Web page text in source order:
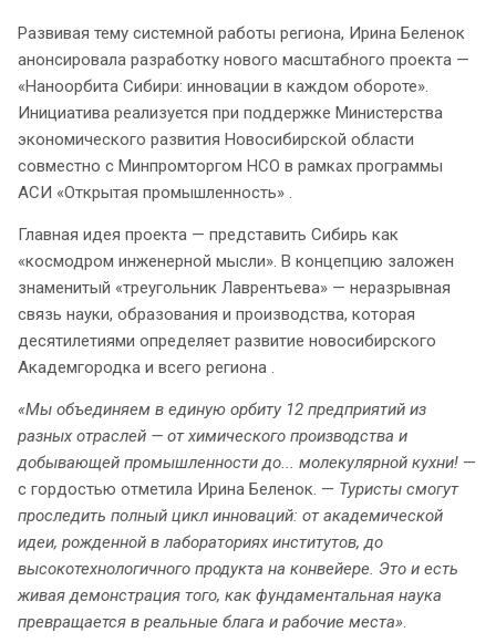
Развивая тему системной работы региона, Ирина Беленок
анонсировала разработку нового масштабного проекта —
«Наноорбита Сибири: инновации в каждом обороте».
Инициатива реализуется при поддержке Министерства
экономического развития Новосибирской области
совместно с Минпромторгом НСО в рамках программы
АСИ «Открытая промышленность» .
Главная идея проекта — представить Сибирь как
«космодром инженерной мысли». В концепцию заложен
знаменитый «треугольник Лаврентьева» — неразрывная
связь науки, образования и производства, которая
десятилетиями определяет развитие новосибирского
Академгородка и всего региона .
«Мы объединяем в единую орбиту 12 предприятий из
разных отраслей — от химического производства и
добывающей промышленности до... молекулярной кухни! —
с гордостью отметила Ирина Беленок. — Туристы смогут
проследить полный цикл инноваций: от академической
идеи, рожденной в лабораториях институтов, до
высокотехнологичного продукта на конвейере. Это и есть
живая демонстрация того, как фундаментальная наука
превращается в реальные блага и рабочие места».